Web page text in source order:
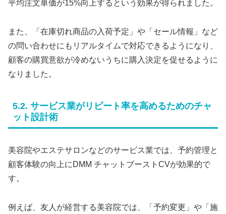
平均注文単価が15%向上するという効果が得られました。
また、「在庫切れ商品の入荷予定」や「セール情報」など
の問い合わせにもリアルタイムで対応できるようになり、
顧客の購買意欲が冷めないうちに購入決定を促せるように
なりました。
5.2. サービス業がリピート率を高めるためのチャ
ット設計術
美容院やエステサロンなどのサービス業では、予約管理と
顧客体験の向上にDMM チャットブーストCVが効果的で
す。
例えば、友人が経営する美容院では、「予約変更」や「施